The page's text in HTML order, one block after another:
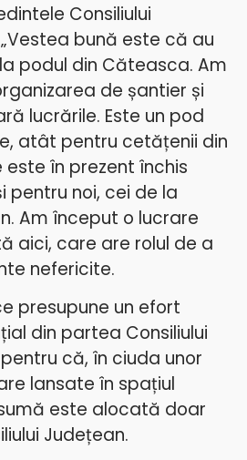
Consiliului
bună este că au
podul din Căteasca. Am
de șantier și
lucrările. Este un pod
atât pentru cetățenii din
în prezent închis
pentru noi, cei de la
Am început o lucrare
aici, care are rolul de a
nefericite.
presupune un efort
din partea Consiliului
că, în ciuda unor
lansate în spațiul
este alocată doar
Județean.